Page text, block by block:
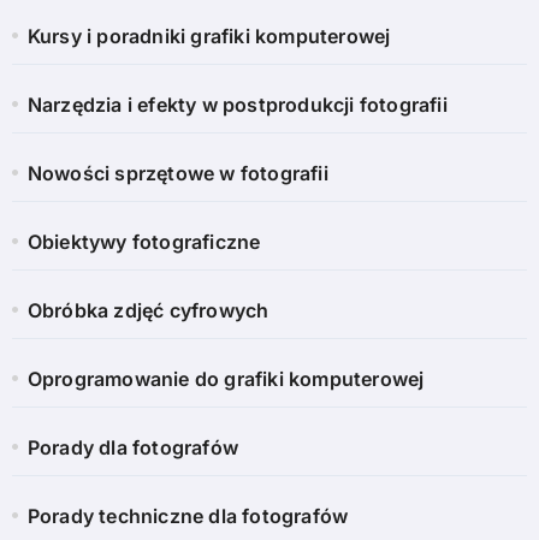
Kursy i poradniki grafiki komputerowej
Narzędzia i efekty w postprodukcji fotografii
Nowości sprzętowe w fotografii
Obiektywy fotograficzne
Obróbka zdjęć cyfrowych
Oprogramowanie do grafiki komputerowej
Porady dla fotografów
Porady techniczne dla fotografów